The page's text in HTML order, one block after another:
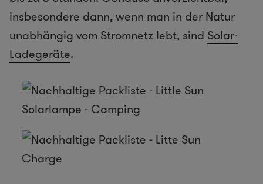
insbesondere dann, wenn man in der Natur
unabhängig vom Stromnetz lebt, sind Solar-
Ladegeräte.